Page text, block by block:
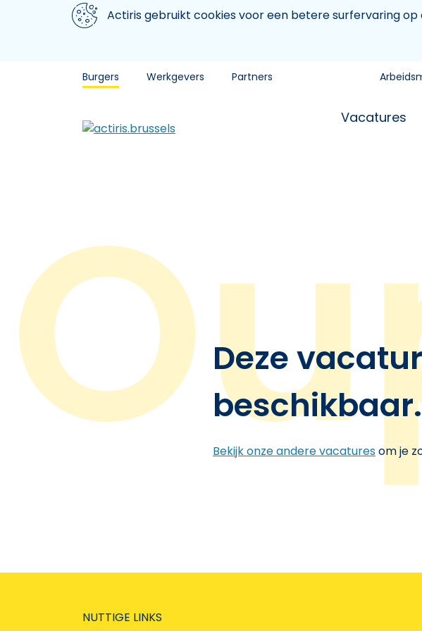
Aller au contenu principal
We gebruiken cookiesActiris gebruikt cookies voor een betere surfervaring op
Burgers Werkgevers Partners
Vacatures
Deze
beschikbaar.
Bekijk onze andere vacaturesom je
NUTTIGE LINKS